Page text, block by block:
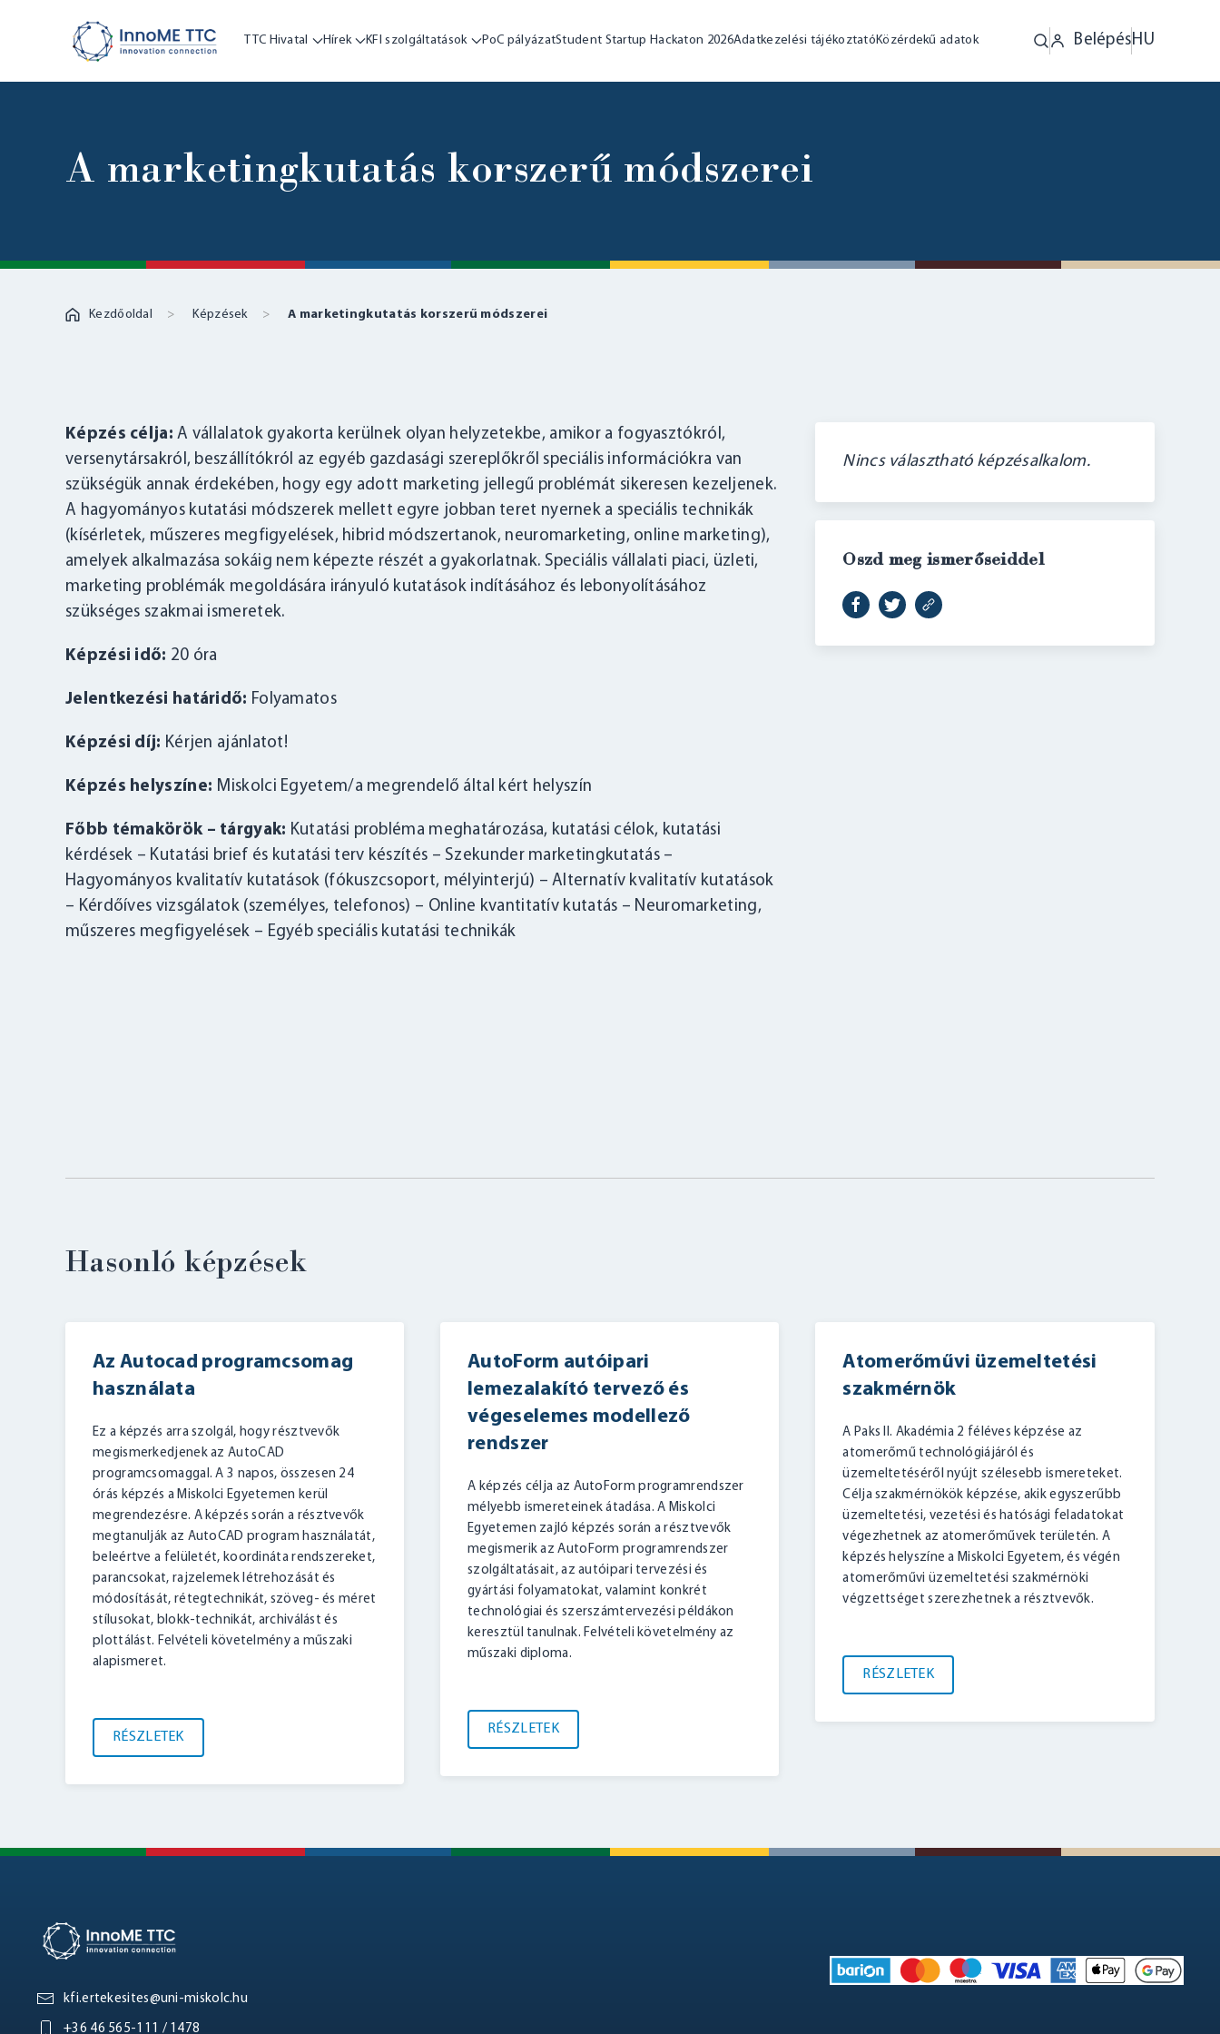
TTC Hivatal Hírek KFI szolgáltatások PoC pályázatStudent Startup Hackaton 2026Adatkezelési tájékoztatóKözérdekű adatok BelépésHU
BELÉPÉS
A marketingkutatás korszerű módszerei
Kezdőoldal Képzések A marketingkutatás korszerű módszerei
Képzés célja:A vállalatok gyakorta kerülnek olyan helyzetekbe, amikor a fogyasztókról,
versenytársakról, beszállítókról az egyéb gazdasági szereplőkről speciális információkra van
szükségük annak érdekében, hogy egy adott marketing jellegű problémát sikeresen kezeljenek.
A hagyományos kutatási módszerek mellett egyre jobban teret nyernek a speciális technikák
(kísérletek, műszeres megfigyelések, hibrid módszertanok, neuromarketing, online marketing),
amelyek alkalmazása sokáig nem képezte részét a gyakorlatnak. Speciális vállalati piaci, üzleti,
marketing problémák megoldására irányuló kutatások indításához és lebonyolításához
szükséges szakmai ismeretek.
Képzési idő: 20 óra
Jelentkezési határidő: Folyamatos
Képzési díj: Kérjen ajánlatot!
Képzés helyszíne: Miskolci Egyetem/a megrendelő által kért helyszín
Főbb témakörök – tárgyak: Kutatási probléma meghatározása, kutatási célok, kutatási
kérdések – Kutatási brief és kutatási terv készítés – Szekunder marketingkutatás –
Hagyományos kvalitatív kutatások (fókuszcsoport, mélyinterjú) – Alternatív kvalitatív kutatások
– Kérdőíves vizsgálatok (személyes, telefonos) – Online kvantitatív kutatás – Neuromarketing,
műszeres megfigyelések – Egyéb speciális kutatási technikák
Nincs választható képzésalkalom.
Oszd meg ismerőseiddel
Hasonló képzések
Az Autocad programcsomag
használata
Ez a képzés arra szolgál, hogy résztvevők
megismerkedjenek az AutoCAD
programcsomaggal. A 3 napos, összesen 24
órás képzés a Miskolci Egyetemen kerül
megrendezésre. A képzés során a résztvevők
megtanulják az AutoCAD program használatát,
beleértve a felületét, koordináta rendszereket,
parancsokat, rajzelemek létrehozását és
módosítását, rétegtechnikát, szöveg- és méret
stílusokat, blokk-technikát, archiválást és
plottálást. Felvételi követelmény a műszaki
alapismeret.
RÉSZLETEK
AutoForm autóipari
lemezalakító tervező és
végeselemes modellező
rendszer
A képzés célja az AutoForm programrendszer
mélyebb ismereteinek átadása. A Miskolci
Egyetemen zajló képzés során a résztvevők
megismerik az AutoForm programrendszer
szolgáltatásait, az autóipari tervezési és
gyártási folyamatokat, valamint konkrét
technológiai és szerszámtervezési példákon
keresztül tanulnak. Felvételi követelmény az
műszaki diploma.
RÉSZLETEK
Atomerőművi üzemeltetési
szakmérnök
A Paks II. Akadémia 2 féléves képzése az
atomerőmű technológiájáról és
üzemeltetéséről nyújt szélesebb ismereteket.
Célja szakmérnökök képzése, akik egyszerűbb
üzemeltetési, vezetési és hatósági feladatokat
végezhetnek az atomerőművek területén. A
képzés helyszíne a Miskolci Egyetem, és végén
atomerőművi üzemeltetési szakmérnöki
végzettséget szerezhetnek a résztvevők.
RÉSZLETEK
kfi.ertekesites@uni-miskolc.hu
+36 46 565-111 / 1478